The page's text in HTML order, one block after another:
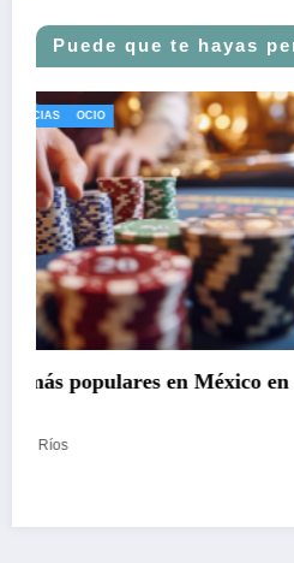
Puede que te hayas
ESTILO DE VIDA NOTAS DE
Comprar licencia